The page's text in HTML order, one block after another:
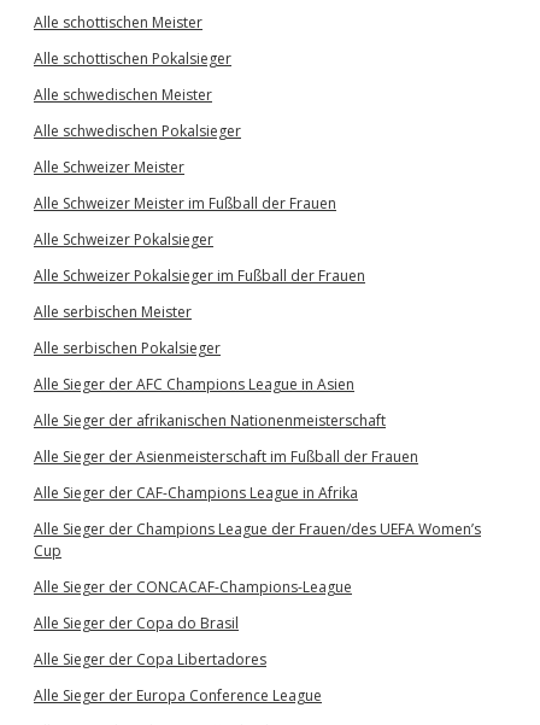
Alle schottischen Meister
Alle schottischen Pokalsieger
Alle schwedischen Meister
Alle schwedischen Pokalsieger
Alle Schweizer Meister
Alle Schweizer Meister im Fußball der Frauen
Alle Schweizer Pokalsieger
Alle Schweizer Pokalsieger im Fußball der Frauen
Alle serbischen Meister
Alle serbischen Pokalsieger
Alle Sieger der AFC Champions League in Asien
Alle Sieger der afrikanischen Nationenmeisterschaft
Alle Sieger der Asienmeisterschaft im Fußball der Frauen
Alle Sieger der CAF-Champions League in Afrika
Alle Sieger der Champions League der Frauen/des UEFA Women’s
Cup
Alle Sieger der CONCACAF-Champions-League
Alle Sieger der Copa do Brasil
Alle Sieger der Copa Libertadores
Alle Sieger der Europa Conference League